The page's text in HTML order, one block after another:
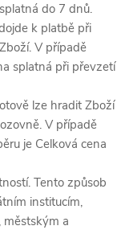
do 7 dnů.
k platbě při
V případě
splatná při převzetí
lze hradit Zboží
V případě
je Celková cena
Tento způsob
institucím,
městským a